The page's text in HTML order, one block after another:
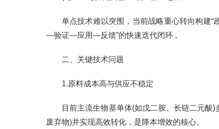
单点技术难以突围，当前战略重心转向构建
—验证—应用—反馈”的快速迭代闭环 。
二、关键技术问题
1.原料成本高与供应不稳定
目前主流生物基单体(如戊二胺、长链二元酸
废弃物)并实现高效转化，是降本增效的核心。